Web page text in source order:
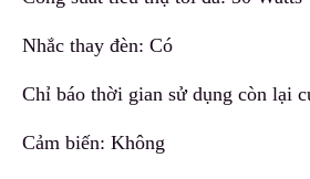
Nhắc thay đèn: Có
Chỉ báo thời gian sử dụng còn lại
Cảm biến: Không